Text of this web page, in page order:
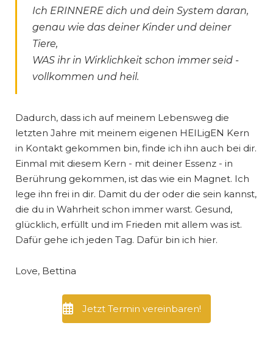
Ich ERINNERE dich und dein System daran,
genau wie das deiner Kinder und deiner
Tiere,
WAS ihr in Wirklichkeit schon immer seid -
vollkommen und heil.
Dadurch, dass ich auf meinem Lebensweg die
letzten Jahre mit meinem eigenen HEILigEN Kern
in Kontakt gekommen bin, finde ich ihn auch bei dir.
Einmal mit diesem Kern - mit deiner Essenz - in
Berührung gekommen, ist das wie ein Magnet. Ich
lege ihn frei in dir. Damit du der oder die sein kannst,
die du in Wahrheit schon immer warst. Gesund,
glücklich, erfüllt und im Frieden mit allem was ist.
Dafür gehe ich jeden Tag. Dafür bin ich hier.
Love, Bettina
Jetzt Termin vereinbaren!